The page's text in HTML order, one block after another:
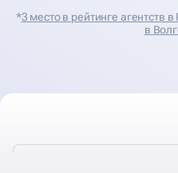
*3 место в рейтинге агентств
в